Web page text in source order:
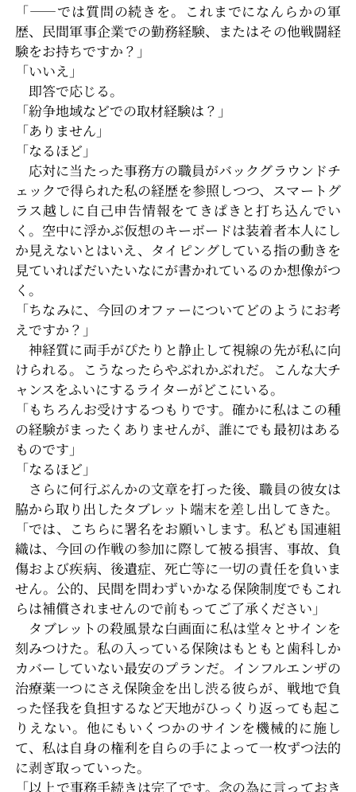
「――では質問の続きを。これまでになんらかの軍
歴、民間軍事企業での勤務経験、またはその他戦闘経
験をお持ちですか？」
「いいえ」
即答で応じる。
「紛争地域などでの取材経験は？」
「ありません」
「なるほど」
応対に当たった事務方の職員がバックグラウンドチ
ェックで得られた私の経歴を参照しつつ、スマートグ
ラス越しに自己申告情報をてきぱきと打ち込んでい
く。空中に浮かぶ仮想のキーボードは装着者本人にし
か見えないとはいえ、タイピングしている指の動きを
見ていればだいたいなにが書かれているのか想像がつ
く。
「ちなみに、今回のオファーについてどのようにお考
えですか？」
神経質に両手がぴたりと静止して視線の先が私に向
けられる。こうなったらやぶれかぶれだ。こんな大チ
ャンスをふいにするライターがどこにいる。
「もちろんお受けするつもりです。確かに私はこの種
の経験がまったくありませんが、誰にでも最初はある
ものです」
「なるほど」
さらに何行ぶんかの文章を打った後、職員の彼女は
脇から取り出したタブレット端末を差し出してきた。
「では、こちらに署名をお願いします。私ども国連組
織は、今回の作戦の参加に際して被る損害、事故、負
傷および疾病、後遺症、死亡等に一切の責任を負いま
せん。公的、民間を問わずいかなる保険制度でもこれ
らは補償されませんので前もってご了承ください」
タブレットの殺風景な白画面に私は堂々とサインを
刻みつけた。私の入っている保険はもともと歯科しか
カバーしていない最安のプランだ。インフルエンザの
治療薬一つにさえ保険金を出し渋る彼らが、戦地で負
った怪我を負担するなど天地がひっくり返っても起こ
りえない。他にもいくつかのサインを機械的に施し
て、私は自身の権利を自らの手によって一枚ずつ法的
に剥ぎ取っていった。
「以上で事務手続きは完了です。念の為に言っておき